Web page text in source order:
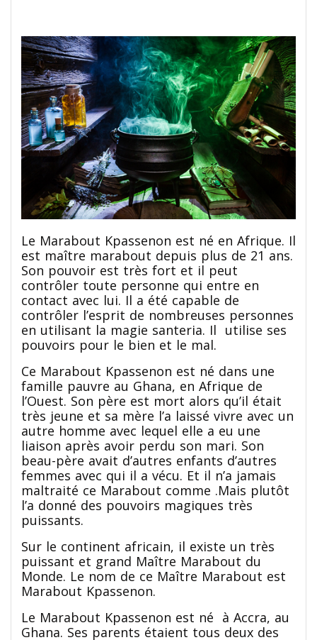
Le Marabout Kpassenon est né en Afrique. Il
est maître marabout depuis plus de 21 ans.
Son pouvoir est très fort et il peut
contrôler toute personne qui entre en
contact avec lui. Il a été capable de
contrôler l’esprit de nombreuses personnes
en utilisant la magie santeria. Il utilise ses
pouvoirs pour le bien et le mal.
Ce Marabout Kpassenon est né dans une
famille pauvre au Ghana, en Afrique de
l’Ouest. Son père est mort alors qu’il était
très jeune et sa mère l’a laissé vivre avec un
autre homme avec lequel elle a eu une
liaison après avoir perdu son mari. Son
beau-père avait d’autres enfants d’autres
femmes avec qui il a vécu. Et il n’a jamais
maltraité ce Marabout comme .Mais plutôt
l’a donné des pouvoirs magiques très
puissants.
Sur le continent africain, il existe un très
puissant et grand Maître Marabout du
Monde. Le nom de ce Maître Marabout est
Marabout Kpassenon.
Le Marabout Kpassenon est né à Accra, au
Ghana. Ses parents étaient tous deux des